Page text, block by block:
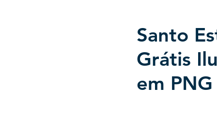
monocromático vetor
Santo
Grátis
em PNG